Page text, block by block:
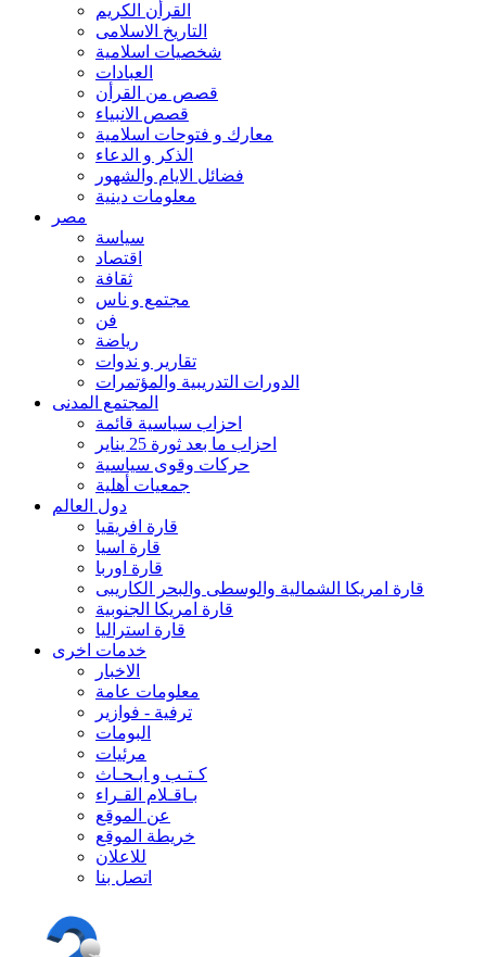
القرأن الكريم
التاريخ الاسلامى
شخصيات اسلامية
العبادات
قصص من القرأن
قصص الانبياء
معارك و فتوحات اسلامية
الذكر و الدعاء
فضائل الايام والشهور
معلومات دينية
مصر
سياسة
اقتصاد
ثقافة
مجتمع و ناس
فن
رياضة
تقارير و ندوات
الدورات التدريبية والمؤتمرات
المجتمع المدنى
احزاب سياسية قائمة
احزاب ما بعد ثورة 25 يناير
حركات وقوى سياسية
جمعيات أهلية
دول العالم
قارة افريقيا
قارة اسيا
قارة اوربا
قارة امريكا الشمالية والوسطى والبحر الكاريبى
قارة امريكا الجنوبية
قارة استراليا
خدمات اخرى
الاخبار
معلومات عامة
ترفية - فوازير
البومات
مرئيات
كـتـب و ابـحـاث
بـاقـلام القـراء
عن الموقع
خريطة الموقع
للاعلان
اتصل بنا